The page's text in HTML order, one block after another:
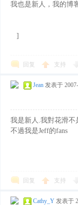
我也是新人，我的博
]
回复 支持
Jean 发表于
我是新人.我對花滑不
不過我是Jeff的fans
回复 支持
Cathy_Y 发表于